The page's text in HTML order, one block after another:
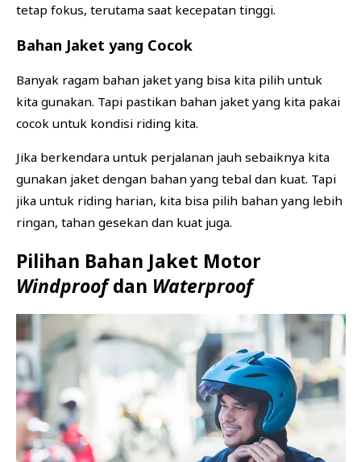
tetap fokus, terutama saat kecepatan tinggi.
Bahan Jaket yang Cocok
Banyak ragam bahan jaket yang bisa kita pilih untuk
kita gunakan. Tapi pastikan bahan jaket yang kita pakai
cocok untuk kondisi riding kita.
Jika berkendara untuk perjalanan jauh sebaiknya kita
gunakan jaket dengan bahan yang tebal dan kuat. Tapi
jika untuk riding harian, kita bisa pilih bahan yang lebih
ringan, tahan gesekan dan kuat juga.
Pilihan Bahan Jaket Motor
Windproofdan Waterproof